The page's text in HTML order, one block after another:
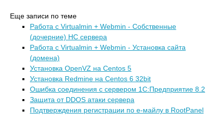
Еще записи по теме
Работа с Virtualmin + Webmin - Собственные
(дочерние) НС сервера
Работа с Virtualmin + Webmin - Установка сайта
(домена)
Установка OpenVZ на Centos 5
Установка Redmine на Centos 6 32bit
Ошибка соединения с сервером 1С:Предприятие 8.2
Защита от DDOS атаки сервера
Подтверждения регистрации по е-майлу в RootPanel